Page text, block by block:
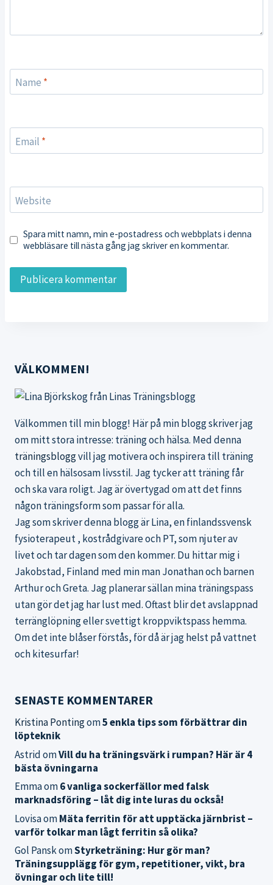
Name *
Email *
Website
Spara mitt namn, min e-postadress och webbplats i denna
webbläsare till nästa gång jag skriver en kommentar.
VÄLKOMMEN!
Välkommen till min blogg! Här på min blogg skriver jag
om mitt stora intresse: träning och hälsa. Med denna
träningsbloggvill jag motivera och inspirera till träning
och till en hälsosam livsstil. Jag tycker att träning får
och ska vara roligt. Jag är övertygad om att det finns
någon träningsform som passar för alla.
Jag som skriver denna blogg är Lina, en finlandssvensk
fysioterapeut , kostrådgivare och PT, som njuter av
livet och tar dagen som den kommer. Du hittar mig i
Jakobstad, Finland med min man Jonathan och barnen
Arthur och Greta. Jag planerar sällan mina träningspass
utan gör det jag har lust med. Oftast blir det avslappnad
terränglöpning eller svettigt kroppviktspass hemma.
Om det inte blåser förstås, för då är jag helst på vattnet
och kitesurfar!
SENASTE KOMMENTARER
Kristina Pontingom5 enkla tips som förbättrar din
löpteknik
AstridomVill du ha träningsvärk i rumpan? Här är 4
bästa övningarna
Emmaom6 vanliga sockerfällor med falsk
marknadsföring – låt dig inte luras du också!
LovisaomMäta ferritin för att upptäcka järnbrist –
varför tolkar man lågt ferritin så olika?
Gol PanskomStyrketräning: Hur gör man?
Träningsupplägg för gym, repetitioner, vikt, bra
övningar och lite till!